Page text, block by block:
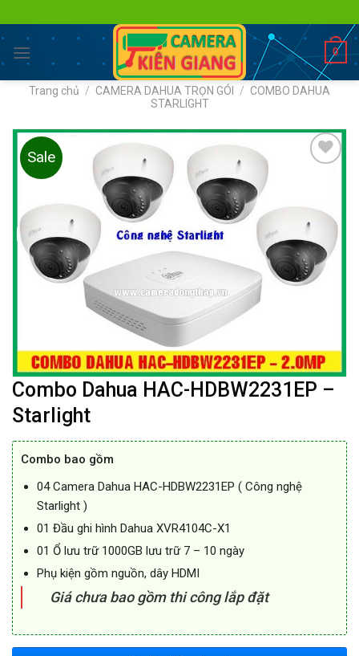
to
content
0
Trang chủ / CAMERA DAHUA TRỌN GÓI / COMBO DAHUA
STARLIGHT
Sale
Combo Dahua HAC-HDBW2231EP –
Starlight
Combo bao gồm
04 Camera Dahua HAC-HDBW2231EP ( Công nghệ
Starlight )
01 Đầu ghi hình Dahua XVR4104C-X1
01 Ổ lưu trữ 1000GB lưu trữ 7 – 10 ngày
Phụ kiện gồm nguồn, dây HDMI
Giá chưa bao gồm thi công lắp đặt